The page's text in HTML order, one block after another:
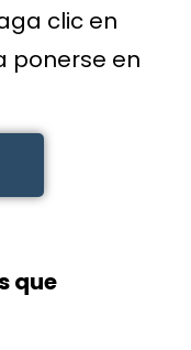
clic en
ponerse en
que